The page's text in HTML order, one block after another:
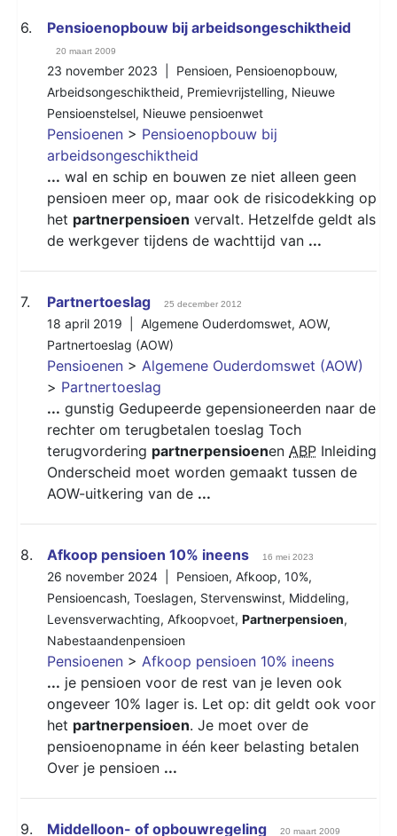
6. Pensioenopbouw bij arbeidsongeschiktheid
20 maart 2009
23 november 2023 | Pensioen, Pensioenopbouw,
Arbeidsongeschiktheid, Premievrijstelling, Nieuwe
Pensioenstelsel, Nieuwe pensioenwet
Pensioenen > Pensioenopbouw bij
arbeidsongeschiktheid
... wal en schip en bouwen ze niet alleen geen
pensioen meer op, maar ook de risicodekking op
het partnerpensioen vervalt. Hetzelfde geldt als
de werkgever tijdens de wachttijd van ...
7. Partnertoeslag 25 december 2012
18 april 2019 | Algemene Ouderdomswet, AOW,
Partnertoeslag (AOW)
Pensioenen > Algemene Ouderdomswet (AOW)
> Partnertoeslag
... gunstig Gedupeerde gepensioneerden naar de
rechter om terugbetalen toeslag Toch
terugvordering partnerpensioenen ABP Inleiding
Onderscheid moet worden gemaakt tussen de
AOW-uitkering van de ...
8. Afkoop pensioen 10% ineens 16 mei 2023
26 november 2024 | Pensioen, Afkoop, 10%,
Pensioencash, Toeslagen, Stervenswinst, Middeling,
Levensverwachting, Afkoopvoet, Partnerpensioen,
Nabestaandenpensioen
Pensioenen > Afkoop pensioen 10% ineens
... je pensioen voor de rest van je leven ook
ongeveer 10% lager is. Let op: dit geldt ook voor
het partnerpensioen. Je moet over de
pensioenopname in één keer belasting betalen
Over je pensioen ...
9. Middelloon- of opbouwregeling 20 maart 2009